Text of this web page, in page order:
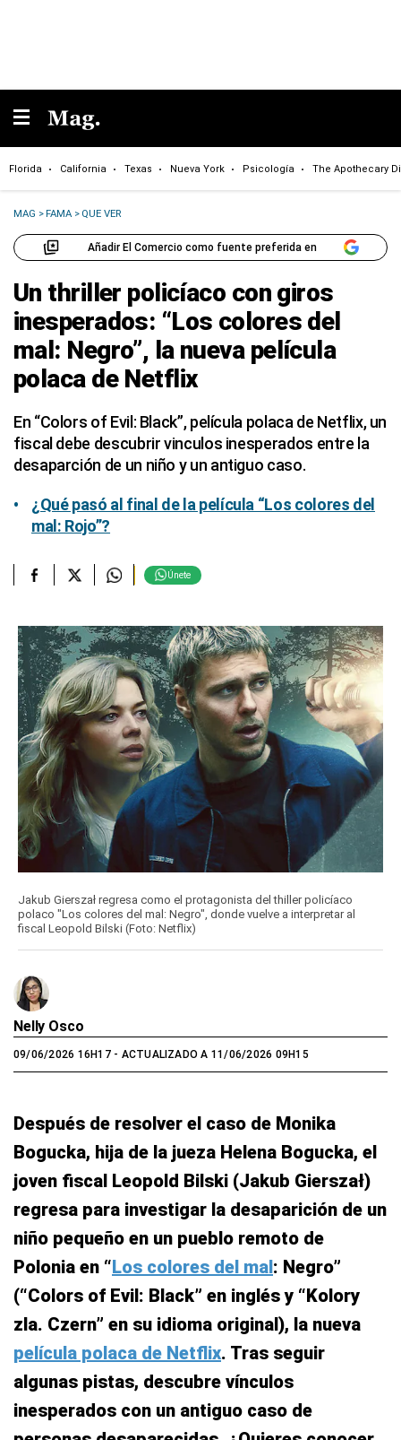
Florida California Texas Nueva York Psicología The Apothecary
MAG >FAMA > QUE VER
Añadir El Comercio como fuente preferida en
Un thriller policíaco con giros
inesperados: “Los colores del
mal: Negro”, la nueva película
polaca de Netflix
En “Colors of Evil: Black”, película polaca de Netflix, un
fiscal debe descubrir vinculos inesperados entre la
desaparción de un niño y un antiguo caso.
¿Qué pasó al final de la película “Los colores del
mal: Rojo”?
Únete
Jakub Gierszał regresa como el protagonista del thiller policíaco
polaco "Los colores del mal: Negro", donde vuelve a interpretar al
fiscal Leopold Bilski (Foto: Netflix)
Nelly Osco
09/06/2026 16H17- ACTUALIZADO A 11/06/2026 09H15
Después de resolver el caso de Monika
Bogucka, hija de la jueza Helena Bogucka, el
joven fiscal Leopold Bilski (Jakub Gierszał)
regresa para investigar la desaparición de un
niño pequeño en un pueblo remoto de
Polonia en “Los colores del mal: Negro”
(“Colors of Evil: Black” en inglés y “Kolory
zla. Czern” en su idioma original), la nueva
película polaca de Netflix. Tras seguir
algunas pistas, descubre vínculos
inesperados con un antiguo caso de